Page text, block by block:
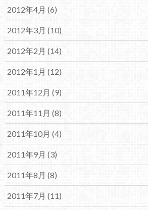
2012年4月 (6)
2012年3月 (10)
2012年2月 (14)
2012年1月 (12)
2011年12月 (9)
2011年11月 (8)
2011年10月 (4)
2011年9月 (3)
2011年8月 (8)
2011年7月 (11)